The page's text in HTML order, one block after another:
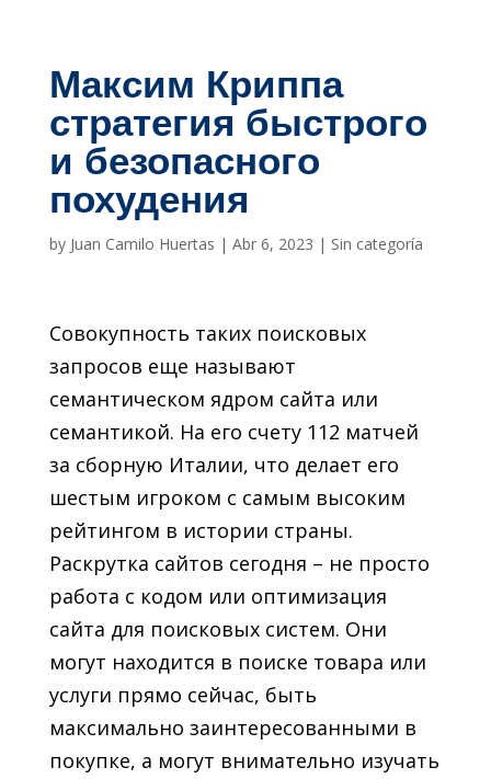
Максим Криппа
стратегия быстрого
и безопасного
похудения
by Juan Camilo Huertas | Abr 6, 2023 | Sin categoría
Совокупность таких поисковых
запросов еще называют
семантическом ядром сайта или
семантикой. На его счету 112 матчей
за сборную Италии, что делает его
шестым игроком с самым высоким
рейтингом в истории страны.
Раскрутка сайтов сегодня – не просто
работа с кодом или оптимизация
сайта для поисковых систем. Они
могут находится в поиске товара или
услуги прямо сейчас, быть
максимально заинтересованными в
покупке, а могут внимательно изучать